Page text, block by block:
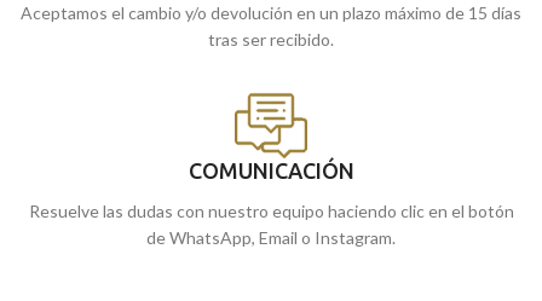
Aceptamos el cambio y/o devolución en un plazo máximo de 15 días
tras ser recibido.
COMUNICACIÓN
Resuelve las dudas con nuestro equipo haciendo clic en el botón
de WhatsApp, Email o Instagram.